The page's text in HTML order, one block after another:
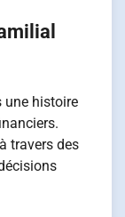
une histoire
travers des